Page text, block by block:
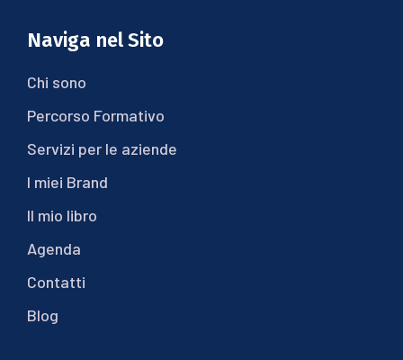
Naviga nel Sito
Chi sono
Percorso Formativo
Servizi per le aziende
I miei Brand
Il mio libro
Agenda
Contatti
Blog